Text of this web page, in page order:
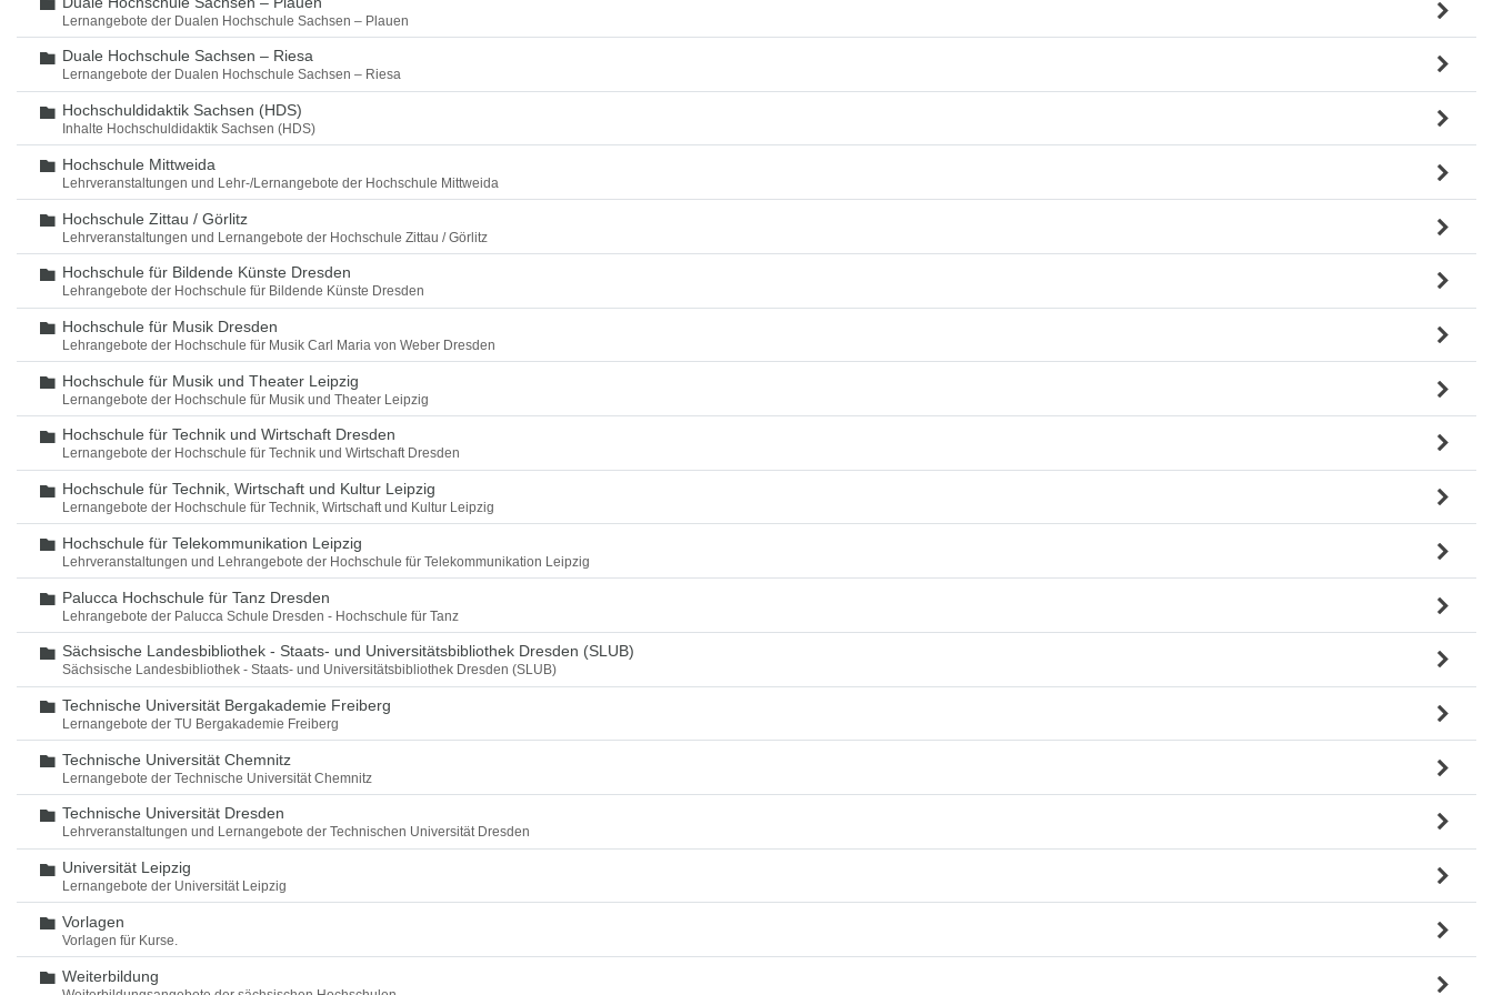
Lernangebote der Dualen Hochschule Sachsen – Plauen
Ordner
Duale Hochschule Sachsen – Riesa
Lernangebote der Dualen Hochschule Sachsen – Riesa
Ordner
Hochschuldidaktik Sachsen (HDS)
Inhalte Hochschuldidaktik Sachsen (HDS)
Ordner
Hochschule Mittweida
Lehrveranstaltungen und Lehr-/Lernangebote der Hochschule Mittweida
Ordner
Hochschule Zittau / Görlitz
Lehrveranstaltungen und Lernangebote der Hochschule Zittau / Görlitz
Ordner
Hochschule für Bildende Künste Dresden
Lehrangebote der Hochschule für Bildende Künste Dresden
Ordner
Hochschule für Musik Dresden
Lehrangebote der Hochschule für Musik Carl Maria von Weber Dresden
Ordner
Hochschule für Musik und Theater Leipzig
Lernangebote der Hochschule für Musik und Theater Leipzig
Ordner
Hochschule für Technik und Wirtschaft Dresden
Lernangebote der Hochschule für Technik und Wirtschaft Dresden
Ordner
Hochschule für Technik, Wirtschaft und Kultur Leipzig
Lernangebote der Hochschule für Technik, Wirtschaft und Kultur Leipzig
Ordner
Hochschule für Telekommunikation Leipzig
Lehrveranstaltungen und Lehrangebote der Hochschule für Telekommunikation Leipzig
Ordner
Palucca Hochschule für Tanz Dresden
Lehrangebote der Palucca Schule Dresden - Hochschule für Tanz
Ordner
Sächsische Landesbibliothek - Staats- und Universitätsbibliothek Dresden (SLUB)
Sächsische Landesbibliothek - Staats- und Universitätsbibliothek Dresden (SLUB)
Ordner
Technische Universität Bergakademie Freiberg
Lernangebote der TU Bergakademie Freiberg
Ordner
Technische Universität Chemnitz
Lernangebote der Technische Universität Chemnitz
Ordner
Technische Universität Dresden
Lehrveranstaltungen und Lernangebote der Technischen Universität Dresden
Ordner
Universität Leipzig
Lernangebote der Universität Leipzig
Ordner
Vorlagen
Vorlagen für Kurse.
Ordner
Weiterbildung